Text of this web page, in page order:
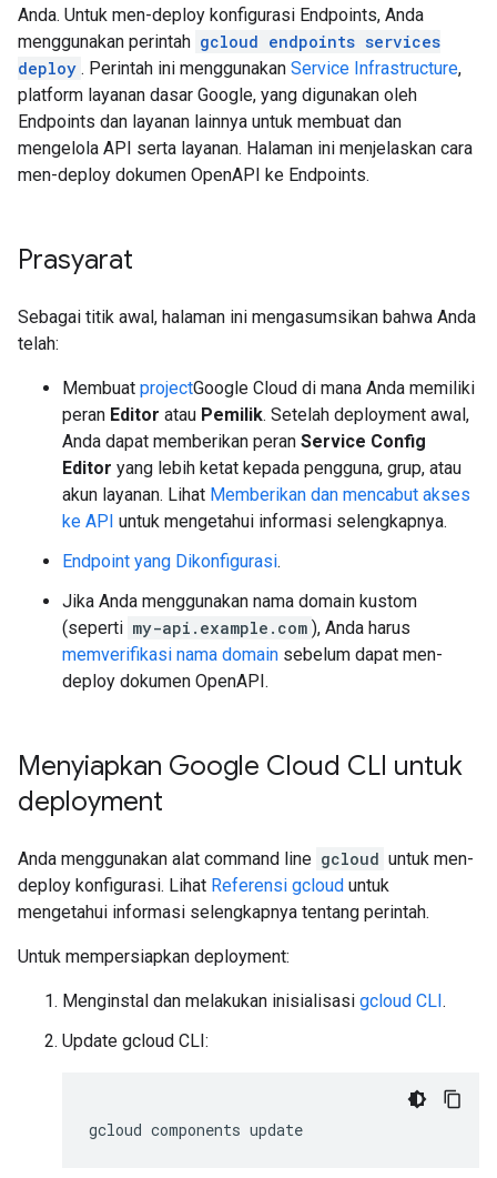
Anda. Untuk men-deploy konfigurasi Endpoints, Anda
menggunakan perintah gcloud endpoints services
deploy . Perintah ini menggunakan Service Infrastructure,
platform layanan dasar Google, yang digunakan oleh
Endpoints dan layanan lainnya untuk membuat dan
mengelola API serta layanan. Halaman ini menjelaskan cara
men-deploy dokumen OpenAPI ke Endpoints.
Prasyarat
Sebagai titik awal, halaman ini mengasumsikan bahwa Anda
telah:
Membuat projectGoogle Cloud di mana Anda memiliki
peran Editor atau Pemilik. Setelah deployment awal,
Anda dapat memberikan peran Service Config
Editor yang lebih ketat kepada pengguna, grup, atau
akun layanan. Lihat Memberikan dan mencabut akses
ke API untuk mengetahui informasi selengkapnya.
Endpoint yang Dikonfigurasi.
Jika Anda menggunakan nama domain kustom
(seperti my-api.example.com ), Anda harus
memverifikasi nama domain sebelum dapat men-
deploy dokumen OpenAPI.
Menyiapkan Google Cloud CLI untuk
deployment
Anda menggunakan alat command line gcloud untuk men-
deploy konfigurasi. Lihat Referensi gcloud untuk
mengetahui informasi selengkapnya tentang perintah.
Untuk mempersiapkan deployment:
Menginstal dan melakukan inisialisasi gcloud CLI.
Update gcloud CLI:
gcloud components update